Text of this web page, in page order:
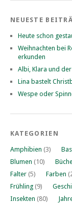
NEUESTE
Heute schon
Weihnachten bei
erkunden
Albi, Klara und
Lina bastelt
Wespe oder
KATEGORIEN
Amphibien (3)
Blumen (10)
Falter (5) Farben
Frühling (9)
Insekten (80)